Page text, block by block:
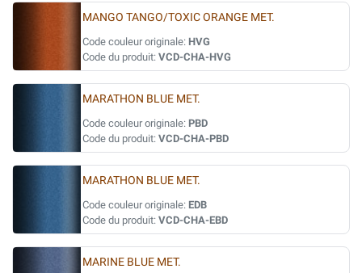
MANGO TANGO/TOXIC ORANGE MET.
Code couleur originale: HVG
Code du produit: VCD-CHA-HVG
MARATHON BLUE MET.
Code couleur originale: PBD
Code du produit: VCD-CHA-PBD
MARATHON BLUE MET.
Code couleur originale: EDB
Code du produit: VCD-CHA-EBD
MARINE BLUE MET.